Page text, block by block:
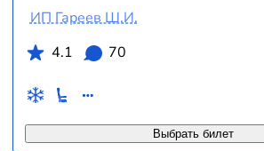
Выбрать билет
ИП Гареев Ш.И.
4.1
70